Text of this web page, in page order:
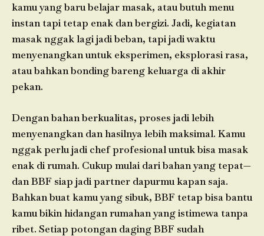
kamu yang baru belajar masak, atau butuh menu
instan tapi tetap enak dan bergizi. Jadi, kegiatan
masak nggak lagi jadi beban, tapi jadi waktu
menyenangkan untuk eksperimen, eksplorasi rasa,
atau bahkan bonding bareng keluarga di akhir
pekan.
Dengan bahan berkualitas, proses jadi lebih
menyenangkan dan hasilnya lebih maksimal. Kamu
nggak perlu jadi chef profesional untuk bisa masak
enak di rumah. Cukup mulai dari bahan yang tepat—
dan BBF siap jadi partner dapurmu kapan saja.
Bahkan buat kamu yang sibuk, BBF tetap bisa bantu
kamu bikin hidangan rumahan yang istimewa tanpa
ribet. Setiap potongan daging BBF sudah